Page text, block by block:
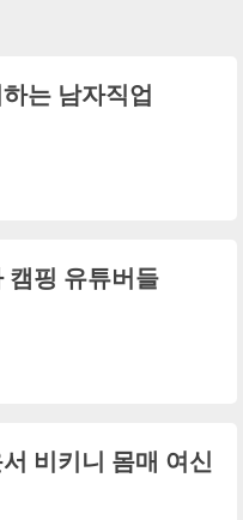
는 남자직업
캠핑 유튜버들
비키니 몸매 여신